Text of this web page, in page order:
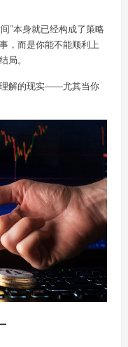
”本身就已经构成了策略
，而是你能不能顺利上
局。
理解的现实——尤其当你